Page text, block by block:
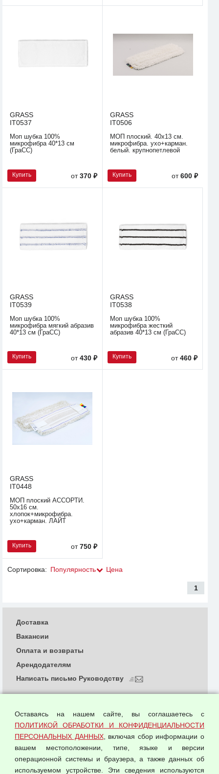
GRASS
IT0537
Моп шубка 100%
микрофибра 40*13 см
(ГраСС)
Купить от370 ₽
GRASS
IT0506
МОП плоский. 40х13 см.
микрофибра. ухо+карман.
белый. крупнопетлевой
Купить от600 ₽
GRASS
IT0539
Моп шубка 100%
микрофибра мягкий абразив
40*13 см (ГраСС)
Купить от430 ₽
GRASS
IT0538
Моп шубка 100%
микрофибра жесткий
абразив 40*13 см (ГраСС)
Купить от460 ₽
GRASS
IT0448
МОП плоский АССОРТИ.
50х16 см.
хлопок+микрофибра.
ухо+карман. ЛАЙТ
Купить от750 ₽
Сортировка: Популярность Цена
1
Политика обработки и конфиденциальности
персональных данных
Согласием на обработку персональных данных
Оферта оптовой купли-продажи
Публичная оферта
Доставка
Вакансии
Оплата и возвраты
Арендодателям
Написать письмо Руководству
Оставаясь на нашем сайте, вы соглашаетесь с
ПОЛИТИКОЙ ОБРАБОТКИ И КОНФИДЕНЦИАЛЬНОСТИ
ПЕРСОНАЛЬНЫХ ДАННЫХ, включая сбор информации о
вашем местоположении, типе, языке и версии
операционной системы и браузера, а также данных об
используемом устройстве. Эти сведения используются